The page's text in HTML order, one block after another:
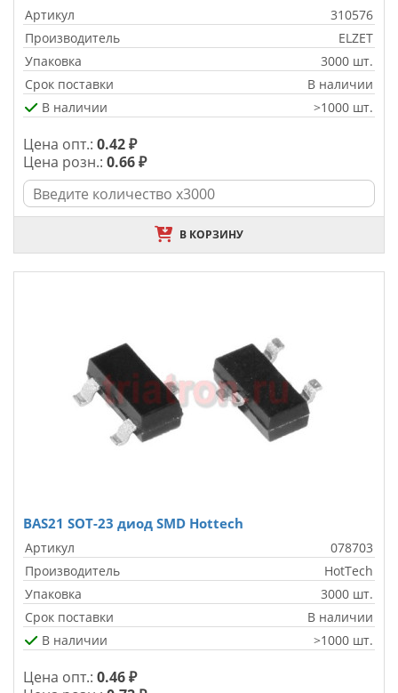
Артикул
310576
Производитель
ELZET
Упаковка
3000 шт.
Срок поставки
В наличии
В наличии
>1000 шт.
Цена опт.: 0.42 ₽
Цена розн.: 0.66 ₽
В КОРЗИНУ
BAS21 SOT-23 диод SMD Hottech
Артикул
078703
Производитель
HotTech
Упаковка
3000 шт.
Срок поставки
В наличии
В наличии
>1000 шт.
Цена опт.: 0.46 ₽